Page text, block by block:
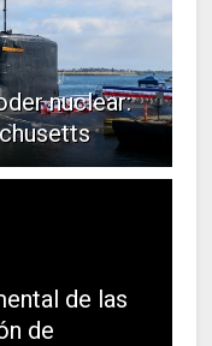
nuclear:
de las
de